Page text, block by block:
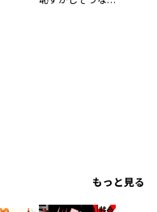
もっと見る